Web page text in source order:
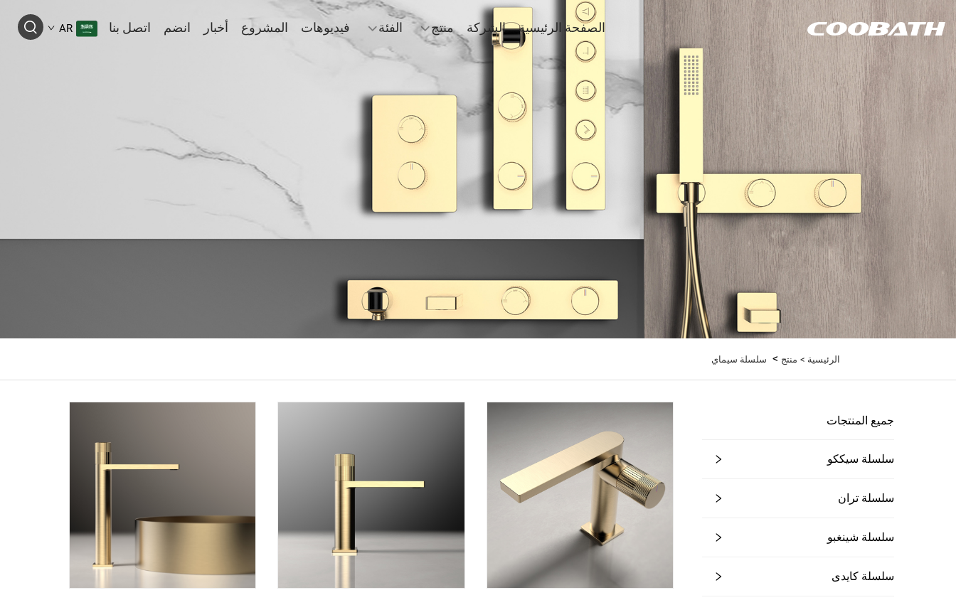
الصفحة الرئيسية الشركة منتج الفئة فيديوهات المشروع أخبار انضم اتصل بنا AR
الرئيسية > منتج > سلسلة سيماي
جميع المنتجات
سلسلة سيككو
سلسلة تران
سلسلة شينغبو
سلسلة كايدى